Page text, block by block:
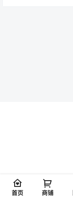
首页 商铺